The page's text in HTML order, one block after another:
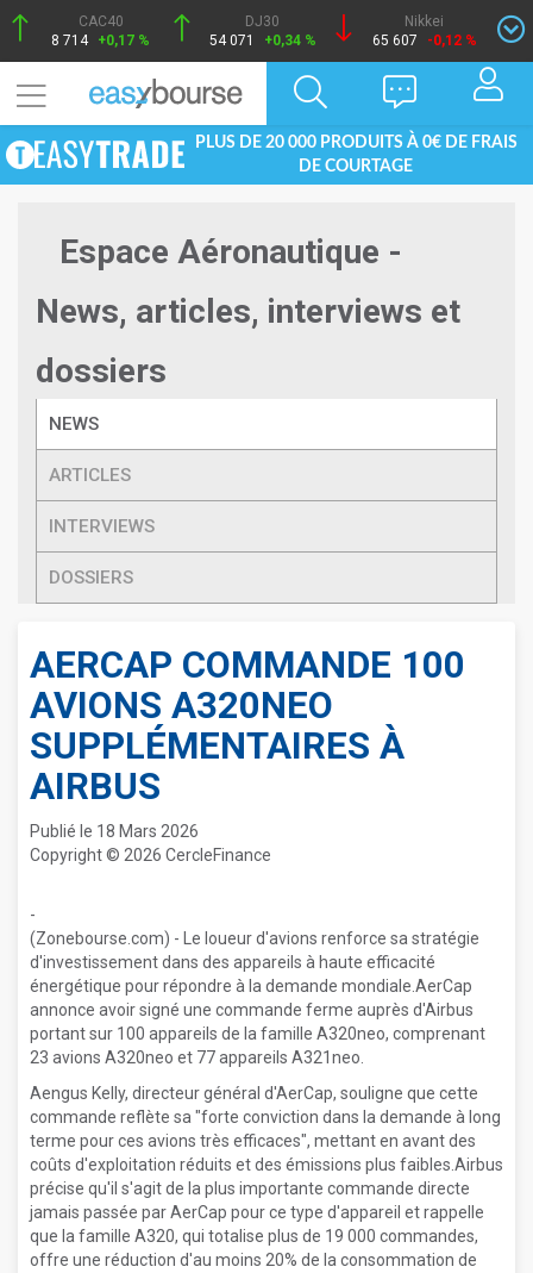
CAC40
8 714 +0,17 %
DJ30
54 071
+0,34 %
Nikkei
65 607
-0,12 %
PLUS DE 20 000 PRODUITS À 0€ DE FRAIS
DE COURTAGE
Espace Aéronautique -
News, articles, interviews et
dossiers
NEWS
ARTICLES
INTERVIEWS
DOSSIERS
AERCAP COMMANDE 100
AVIONS A320NEO
SUPPLÉMENTAIRES À
AIRBUS
Publié le 18 Mars 2026
Copyright © 2026 CercleFinance
-
(Zonebourse.com) - Le loueur d'avions renforce sa stratégie
d'investissement dans des appareils à haute efficacité
énergétique pour répondre à la demande mondiale.AerCap
annonce avoir signé une commande ferme auprès d'Airbus
portant sur 100 appareils de la famille A320neo, comprenant
23 avions A320neo et 77 appareils A321neo.
Aengus Kelly, directeur général d'AerCap, souligne que cette
commande reflète sa "forte conviction dans la demande à long
terme pour ces avions très efficaces", mettant en avant des
coûts d'exploitation réduits et des émissions plus faibles.Airbus
précise qu'il s'agit de la plus importante commande directe
jamais passée par AerCap pour ce type d'appareil et rappelle
que la famille A320, qui totalise plus de 19 000 commandes,
offre une réduction d'au moins 20% de la consommation de